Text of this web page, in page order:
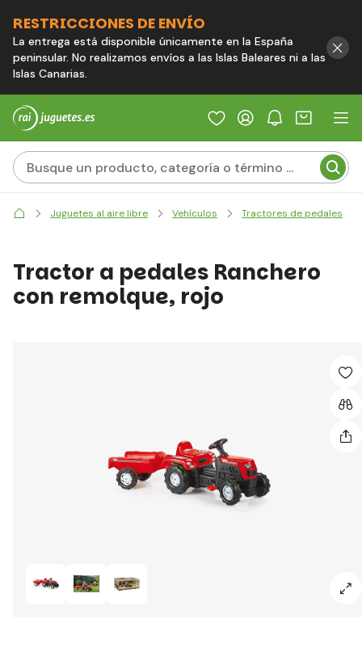
RESTRICCIONES DE ENVÍO
La entrega está disponible únicamente en la España
peninsular. No realizamos envíos a las Islas Baleares ni a las
Islas Canarias.
Juguetes al aire libre Vehículos Tractores de pedales
Tractor a pedales Ranchero
con remolque, rojo